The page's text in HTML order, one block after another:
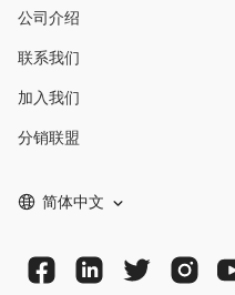
公司介绍
联系我们
加入我们
分销联盟
简体中文